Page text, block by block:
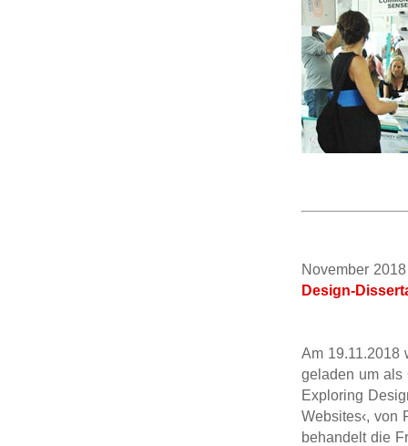
November
Design-
Am 19.11.2018
geladen um als
Exploring
Websites‹, von
behandelt die